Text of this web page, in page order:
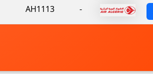
AH1113 -